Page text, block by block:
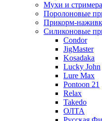
Мухи и стримера
Поролоновые
Прикорм-
Силиконовые
Condor
JigMaster
Kosadaka
Lucky John
Lure Max
Pontoon 21
Relax
Takedo
ОЛТА